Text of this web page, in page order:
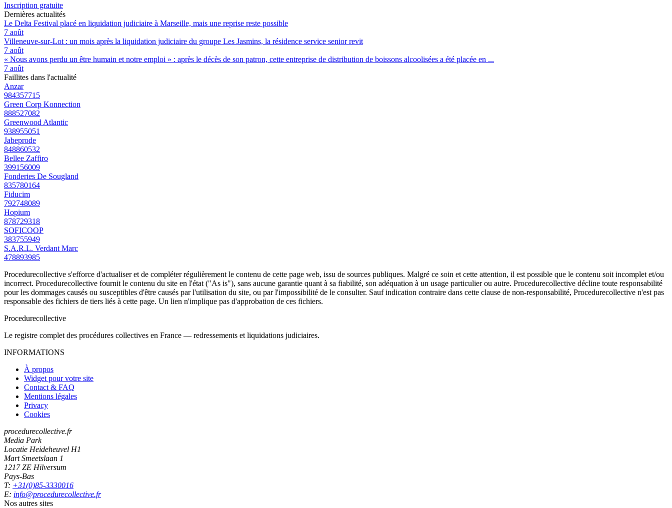
Inscription gratuite
Dernières actualités
Le Delta Festival placé en liquidation judiciaire à Marseille, mais une reprise reste possible
7 août
Villeneuve-sur-Lot : un mois après la liquidation judiciaire du groupe Les Jasmins, la résidence service senior revit
7 août
« Nous avons perdu un être humain et notre emploi » : après le décès de son patron, cette entreprise de distribution de boissons alcoolisées a été placée en ...
7 août
Faillites dans l'actualité
Anzar
984357715
Green Corp Konnection
888527082
Greenwood Atlantic
938955051
Jabeprode
848860532
Bellee Zaffiro
399156009
Fonderies De Sougland
835780164
Fiducim
792748089
Hopium
878729318
SOFICOOP
383755949
S.A.R.L. Verdant Marc
478893985
Procedurecollective s'efforce d'actualiser et de compléter régulièrement le contenu de cette page web, issu de sources publiques. Malgré ce soin et cette attention, il est possible que le contenu soit incomplet et/ou
incorrect. Procedurecollective fournit le contenu du site en l'état ("As is"), sans aucune garantie quant à sa fiabilité, son adéquation à un usage particulier ou autre. Procedurecollective décline toute responsabilité
pour les dommages causés ou susceptibles d'être causés par l'utilisation du site, ou par l'impossibilité de le consulter. Sauf indication contraire dans cette clause de non-responsabilité, Procedurecollective n'est pas
responsable des fichiers de tiers liés à cette page. Un lien n'implique pas d'approbation de ces fichiers.
Procedurecollective
Le registre complet des procédures collectives en France — redressements et liquidations judiciaires.
INFORMATIONS
À propos
Widget pour votre site
Contact & FAQ
Mentions légales
Privacy
Cookies
procedurecollective.fr
Media Park
Locatie Heideheuvel H1
Mart Smeetslaan 1
1217 ZE Hilversum
Pays-Bas
T: +31(0)85-3330016
E: info@procedurecollective.fr
Nos autres sites